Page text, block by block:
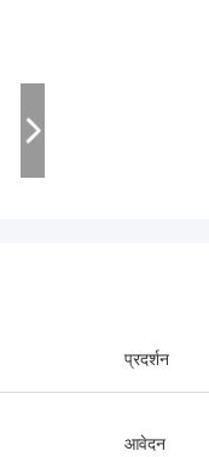
प्रदर्शन
आवेदन